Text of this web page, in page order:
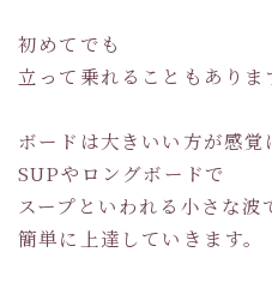
初めてでも
立って乗れることもありま
ボードは大きいい方が感
SUPやロングボードで
スープといわれる小さな波
簡単に上達していきます。